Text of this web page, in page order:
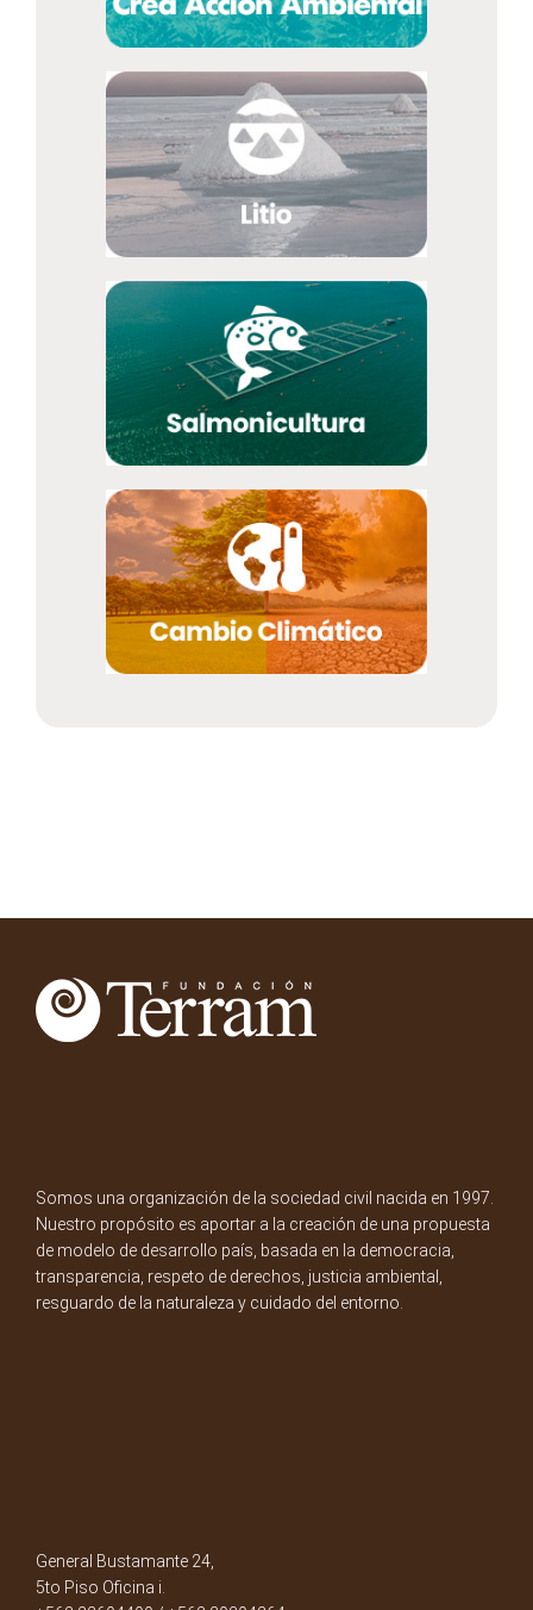
Somos una organización de la sociedad civil nacida en 1997.
Nuestro propósito es aportar a la creación de una propuesta
de modelo de desarrollo país, basada en la democracia,
transparencia, respeto de derechos, justicia ambiental,
resguardo de la naturaleza y cuidado del entorno.
General Bustamante 24,
5to Piso Oficina i.